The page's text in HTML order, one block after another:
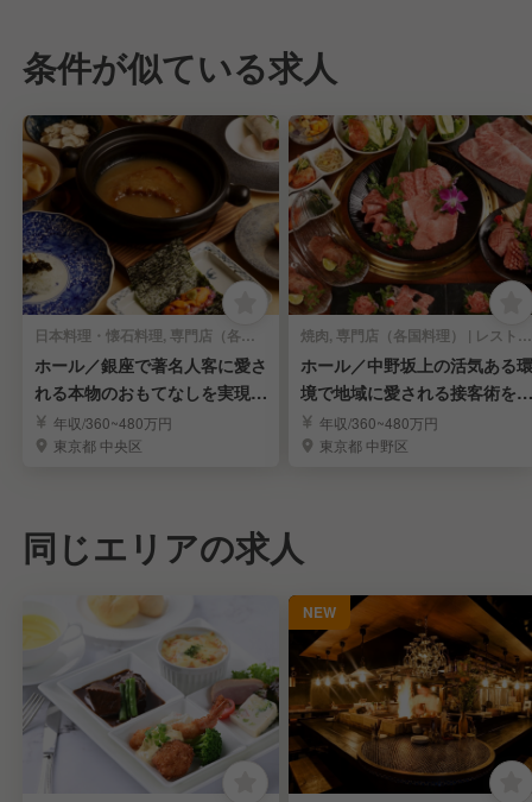
条件が似ている求人
日本料理・懐石料理, 専門店（各国料理） | レストランサービス・ホールスタッフ
ホール／銀座で著名人客に愛さ
れる本物のおもてなしを実現で
きる高級割烹
年収/360~480万円
東京都 中央区
焼肉, 専門店（各国料理） | レストランサービス・ホールスタッフ
ホール／中野坂上の活気ある環
境で地域に愛される接客術を磨
きお店の顔へ
年収/360~480万円
東京都 中野区
同じエリアの求人
NEW